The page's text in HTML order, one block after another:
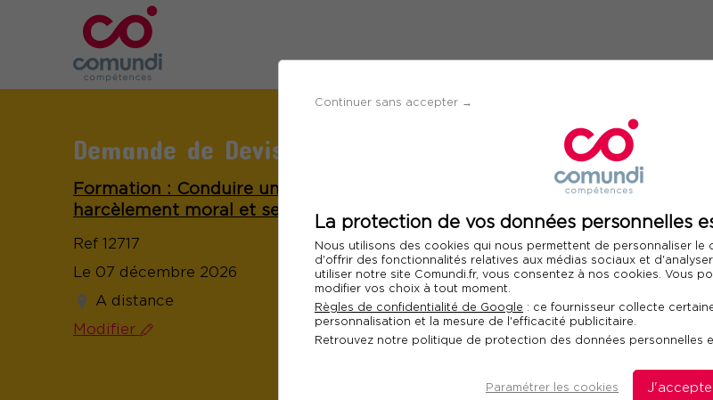
Continuer sans accepter →
La protection de vos données personnelles
Nous utilisons des cookies qui nous permettent de personnaliser le
d'offrir des fonctionnalités relatives aux médias sociaux et
utiliser notre site Comundi.fr, vous consentez à nos cookies. Vous
modifier vos choix à tout moment.
Règles de confidentialité de Google : ce fournisseur collecte
personnalisation et la mesure de l'efficacité publicitaire.
Retrouvez notre politique de protection des données personnelles
Paramétrer les cookies J'accepte
Demande de Devis
Formation : Conduire une enquête interne en matière de
harcèlement moral et sexuel
Ref 12717
Le 07 décembre 2026
A distance
Modifier